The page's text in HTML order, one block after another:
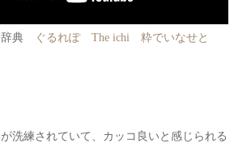
辞典 ぐるれぽ The ichi
粋でいなせと
洗練されていて、カッコ良いと感じられる